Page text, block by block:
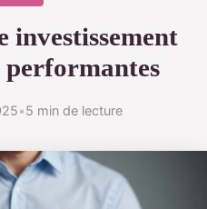
investissement
performantes
•5 min de lecture